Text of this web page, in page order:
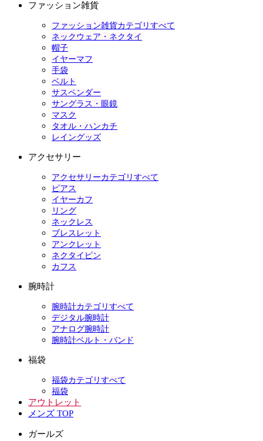
ファッション雑貨
ファッション雑貨カテゴリすべて
ネックウェア・ネクタイ
帽子
イヤーマフ
手袋
ベルト
サスペンダー
サングラス・眼鏡
マスク
タオル・ハンカチ
レイングッズ
アクセサリー
アクセサリーカテゴリすべて
ピアス
イヤーカフ
リング
ネックレス
ブレスレット
アンクレット
ネクタイピン
カフス
腕時計
腕時計カテゴリすべて
デジタル腕時計
アナログ腕時計
腕時計ベルト・バンド
福袋
福袋カテゴリすべて
福袋
アウトレット
メンズ TOP
ガールズ